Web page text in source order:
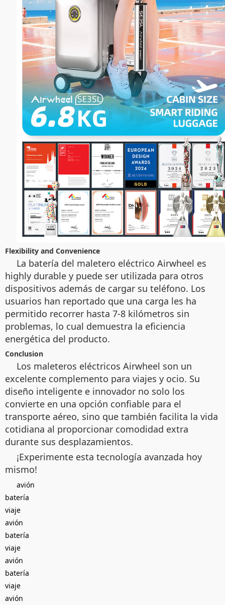
Flexibility and Convenience
La batería del maletero eléctrico Airwheel es
highly durable y puede ser utilizada para otros
dispositivos además de cargar su teléfono. Los
usuarios han reportado que una carga les ha
permitido recorrer hasta 7-8 kilómetros sin
problemas, lo cual demuestra la eficiencia
energética del producto.
Conclusion
Los maleteros eléctricos Airwheel son un
excelente complemento para viajes y ocio. Su
diseño inteligente e innovador no solo los
convierte en una opción confiable para el
transporte aéreo, sino que también facilita la vida
cotidiana al proporcionar comodidad extra
durante sus desplazamientos.
¡Experimente esta tecnología avanzada hoy
mismo!
avión
batería
viaje
avión
batería
viaje
avión
batería
viaje
avión